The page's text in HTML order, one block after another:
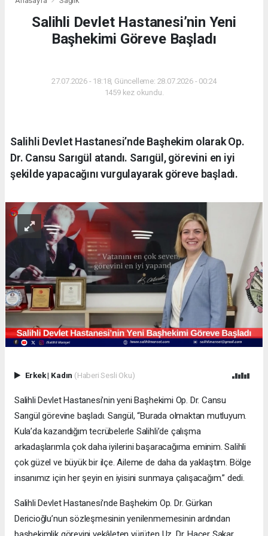
Salihli Devlet Hastanesi’nin Yeni
Başhekimi Göreve Başladı
27.07.2026 - 18:18, Güncelleme: 28.07.2026 - 00:24
1459 kez okundu.
Salihli Devlet Hastanesi’nde Başhekim olarak Op.
Dr. Cansu Sarıgül atandı. Sarıgül, görevini en iyi
şekilde yapacağını vurgulayarak göreve başladı.
Erkek| Kadın (Haberi Sesli Oku)
Salihli Devlet Hastanesi’nin yeni Başhekimi Op. Dr. Cansu
Sarıgül görevine başladı. Sarıgül, “Burada olmaktan mutluyum.
Kula’da kazandığım tecrübelerle Salihli’de çalışma
arkadaşlarımla çok daha iyilerini başaracağıma eminim. Salihli
çok güzel ve büyük bir ilçe. Aileme de daha da yaklaştım. Bölge
insanımız için her şeyin en iyisini sunmaya çalışacağım.” dedi.
Salihli Devlet Hastanesi’nde Başhekim Op. Dr. Gürkan
Dericioğlu’nun sözleşmesinin yenilenmemesinin ardından